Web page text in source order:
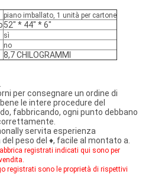
piano imballato, 1 unità per cartone
52" * 44" * 6"
sì
no
8,7 CHILOGRAMMI
per consegnare un ordine di
le intere procedure del
fabbricando, ogni punto debbano
servita esperienza
peso del ♦, facile al montato a.
registrati indicati qui sono per
registrati sono le proprietà di rispettivi